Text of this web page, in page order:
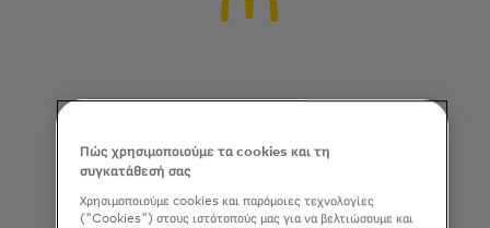
Πώς χρησιμοποιούμε τα cookies και τη
συγκατάθεσή σας
Χρησιμοποιούμε cookies και παρόμοιες τεχνολογίες
("Cookies") στους ιστότοπούς μας για να βελτιώσουμε και